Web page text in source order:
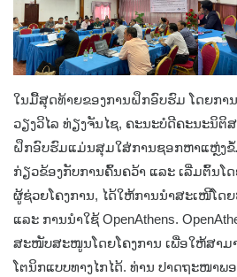
ໃນມື້ສຸດທ້າຍຂອງການຝຶກອົບຮົມ ໂດຍກາ
ວຽງວິໄລ ທ່ຽງຈັນໄຊ, ຄະນະບໍດີຄະນະນິຕິ
ຝຶກອົບຮົມແມ່ນສຸມໃສ່ການຊອກຫາແຫຼ່ງ
ກ່ຽວຂ້ອງກັບການຄົ້ນຄວ້າ ແລະ ເລີ່ມຕົ້ນໂ
ຜູ້ຊ່ວຍໂຄງການ, ໄດ້ໃຫ້ການນໍາສະເໜີໂດ
ແລະ ການນໍາໃຊ້ OpenAthens.
ສະໜັບສະໜູນໂດຍໂຄງການ ເພື່ອໃຫ້ສາມ
ໂຕນິກແບບທາງໄກໄດ້. ທ່ານ ປາດຖະໜາພ